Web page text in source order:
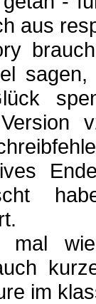
aus
mal
im